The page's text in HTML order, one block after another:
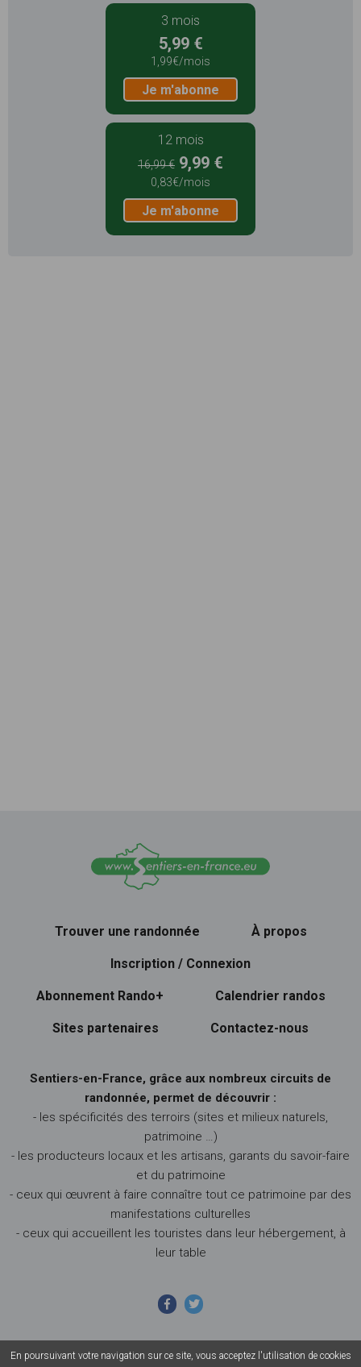
3 mois
5,99 €
1,99€/mois
Je m'abonne
12 mois
16,99 € 9,99 €
0,83€/mois
Je m'abonne
Trouver une randonnée À propos
Inscription / Connexion
Abonnement Rando+ Calendrier randos
Sites partenaires Contactez-nous
Sentiers-en-France, grâce aux nombreux circuits de
randonnée, permet de découvrir :
- les spécificités des terroirs (sites et milieux naturels,
patrimoine …)
- les producteurs locaux et les artisans, garants du savoir-faire
et du patrimoine
- ceux qui œuvrent à faire connaître tout ce patrimoine par des
manifestations culturelles
- ceux qui accueillent les touristes dans leur hébergement, à
leur table
En poursuivant votre navigation sur ce site, vous acceptez l'utilisation de cookies